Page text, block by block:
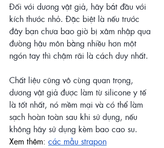
Đối với dương vật giả, hãy bắt đầu với
kích thước nhỏ. Đặc biệt là nếu trước
đây bạn chưa bao giờ bị xâm nhập qua
đường hậu môn bằng nhiều hơn một
ngón tay thì chậm rãi là cách duy nhất.
Chất liệu cũng vô cùng quan trọng,
dương vật giả được làm từ silicone y tế
là tốt nhất, nó mềm mại và có thể làm
sạch hoàn toàn sau khi sử dụng, nếu
không hãy sử dụng kèm bao cao su.
Xem thêm: các mẫu strapon